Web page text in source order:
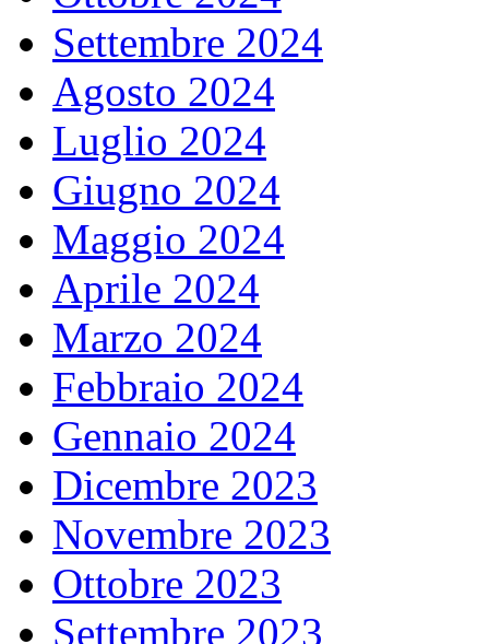
Settembre 2024
Agosto 2024
Luglio 2024
Giugno 2024
Maggio 2024
Aprile 2024
Marzo 2024
Febbraio 2024
Gennaio 2024
Dicembre 2023
Novembre 2023
Ottobre 2023
Settembre 2023